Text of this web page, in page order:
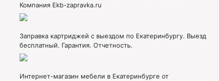
Компания Ekb-zapravka.ru
Заправка картриджей с выездом по Екатеринбургу. Выезд
бесплатный. Гарантия. Отчетность.
Интернет-магазин мебели в Екатеринбурге от